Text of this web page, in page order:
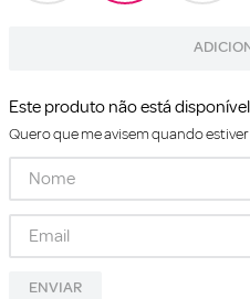
Este produto não está
Quero que me avisem quando
ENVIAR